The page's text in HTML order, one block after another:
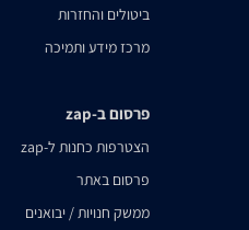
ביטולים והחזרות
מרכז מידע ותמיכה
פרסום ב-zap
הצטרפות כחנות ל-zap
פרסום באתר
ממשק חנויות / יבואנים